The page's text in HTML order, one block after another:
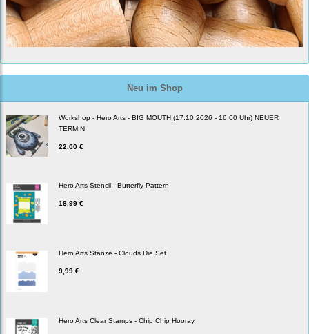
Neu im Shop
Workshop - Hero Arts - BIG MOUTH (17.10.2026 - 16.00 Uhr) NEUER
TERMIN
22,00 €
Hero Arts Stencil - Butterfly Pattern
18,99 €
Hero Arts Stanze - Clouds Die Set
9,99 €
Hero Arts Clear Stamps - Chip Chip Hooray